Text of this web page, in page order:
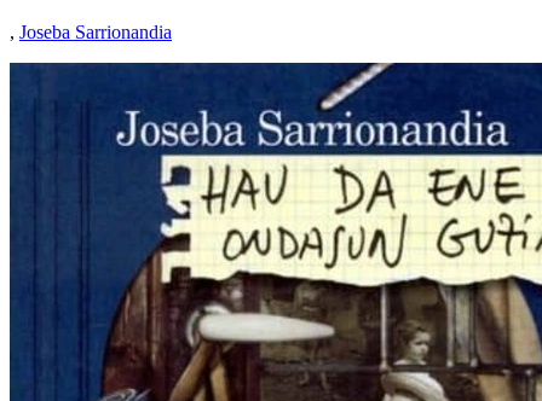
, Joseba Sarrionandia